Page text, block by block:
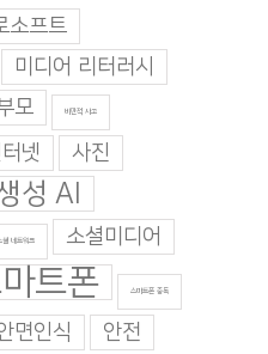
소프트
미디어 리터러시
모 비판적 사고
넷
사진
성 AI
셜 네트워크 소셜미디어
트폰 스마트폰 중독
면인식 안전